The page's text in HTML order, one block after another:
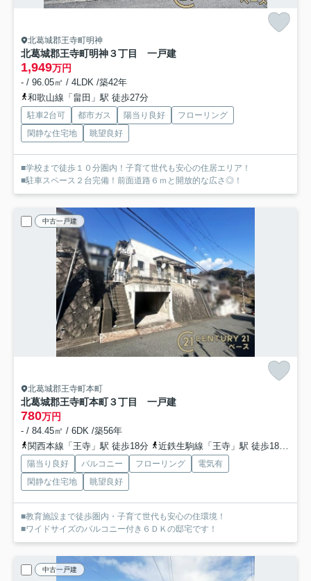
北葛城郡王寺町明神
北葛城郡王寺町明神３丁目 一戸建
1,949万円
- / 96.05㎡ / 4LDK /築42年
和歌山線「畠田」駅 徒歩27分
駐車2台可 都市ガス 陽当り良好
フローリング
閑静な住宅地
眺望良好
■学校まで徒歩１０分圏内！子育て世代も安心の住居エリア！
■駐車スペース２台完備！前面道路６ｍと開放的な広さ◎！
中古一戸建
北葛城郡王寺町本町
北葛城郡王寺町本町３丁目 一戸建
780万円
- / 84.45㎡ / 6DK /築56年
関西本線「王寺」駅 徒歩18分
近鉄生駒線「王寺」駅 徒歩18分
陽当り良好 バルコニー フローリング
電気有
閑静な住宅地
眺望良好
■教育施設まで徒歩圏内・子育て世代も安心の住環境！
■ワイドサイズのバルコニー付き６ＤＫの邸宅です！
中古一戸建